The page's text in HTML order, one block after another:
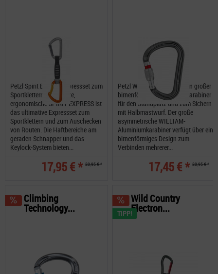
Petzl Spirit Express Expressset zum
Sportklettern Das leichte,
ergonomische SPIRIT EXPRESS ist
das ultimative Expressset zum
Sportklettern und zum Auschecken
von Routen. Die Haftbereiche am
geraden Schnapper und das
Keylock-System bieten...
17,95 € * 20,95 € *
Petzl William Screw Look ein großer
birnenförmiger Verschlusskarabiner
für den Standplatz und zum Sichern
mit Halbmastwurf. Der große
asymmetrische WILLIAM-
Aluminiumkarabiner verfügt über ein
birnenförmiges Design zum
Verbinden mehrerer...
17,45 € * 20,95 € *
Climbing
Technology... TIPP!
Wild Country
Electron...